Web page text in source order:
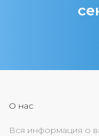
О нас
Вся информация о